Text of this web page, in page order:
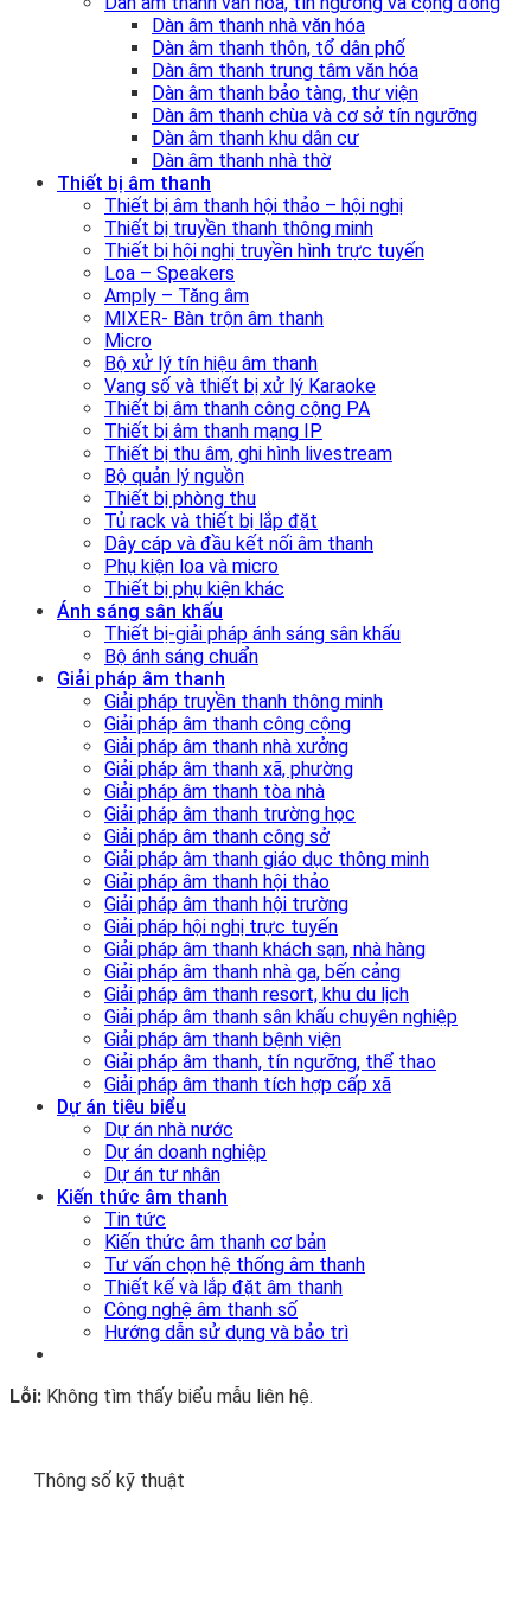
Dàn âm thanh nhà văn hóa
Dàn âm thanh thôn, tổ dân phố
Dàn âm thanh trung tâm văn hóa
Dàn âm thanh bảo tàng, thư viện
Dàn âm thanh chùa và cơ sở tín ngưỡng
Dàn âm thanh khu dân cư
Dàn âm thanh nhà thờ
Thiết bị âm thanh
Thiết bị âm thanh hội thảo – hội nghị
Thiết bị truyền thanh thông minh
Thiết bị hội nghị truyền hình trực tuyến
Loa – Speakers
Amply – Tăng âm
MIXER- Bàn trộn âm thanh
Micro
Bộ xử lý tín hiệu âm thanh
Vang số và thiết bị xử lý Karaoke
Thiết bị âm thanh công cộng PA
Thiết bị âm thanh mạng IP
Thiết bị thu âm, ghi hình livestream
Bộ quản lý nguồn
Thiết bị phòng thu
Tủ rack và thiết bị lắp đặt
Dây cáp và đầu kết nối âm thanh
Phụ kiện loa và micro
Thiết bị phụ kiện khác
Ánh sáng sân khấu
Thiết bị-giải pháp ánh sáng sân khấu
Bộ ánh sáng chuẩn
Giải pháp âm thanh
Giải pháp truyền thanh thông minh
Giải pháp âm thanh công cộng
Giải pháp âm thanh nhà xưởng
Giải pháp âm thanh xã, phường
Giải pháp âm thanh tòa nhà
Giải pháp âm thanh trường học
Giải pháp âm thanh công sở
Giải pháp âm thanh giáo dục thông minh
Giải pháp âm thanh hội thảo
Giải pháp âm thanh hội trường
Giải pháp hội nghị trực tuyến
Giải pháp âm thanh khách sạn, nhà hàng
Giải pháp âm thanh nhà ga, bến cảng
Giải pháp âm thanh resort, khu du lịch
Giải pháp âm thanh sân khấu chuyên nghiệp
Giải pháp âm thanh bệnh viện
Giải pháp âm thanh, tín ngưỡng, thể thao
Giải pháp âm thanh tích hợp cấp xã
Dự án tiêu biểu
Dự án nhà nước
Dự án doanh nghiệp
Dự án tư nhân
Kiến thức âm thanh
Tin tức
Kiến thức âm thanh cơ bản
Tư vấn chọn hệ thống âm thanh
Thiết kế và lắp đặt âm thanh
Công nghệ âm thanh số
Hướng dẫn sử dụng và bảo trì
Lỗi: Không tìm thấy biểu mẫu liên hệ.
Thông số kỹ thuật